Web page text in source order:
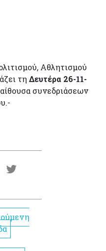
Αθλητισμού
τη Δευτέρα 26-11-
συνεδριάσεων